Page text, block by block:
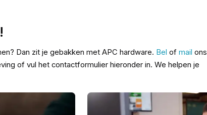
Dan zit je gebakken met APC hardware. Bel of mail ons
of vul het contactformulier hieronder in. We helpen je